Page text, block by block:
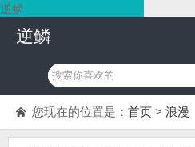
逆鳞
逆鳞
您现在的位置是： 首页 > 浪漫